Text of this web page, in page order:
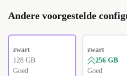
Andere voorgestelde
zwart
128 GB
Goed
zwart
256 GB
Goed